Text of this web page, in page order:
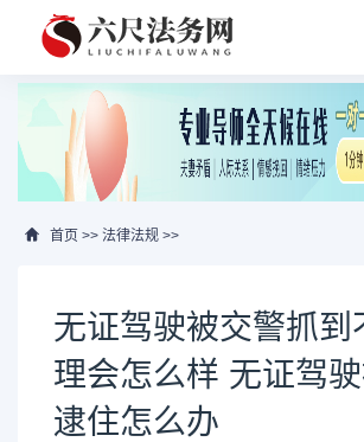
首页 >> 法律法规 >>
无证驾驶被交警抓到
理会怎么样 无证驾
逮住怎么办